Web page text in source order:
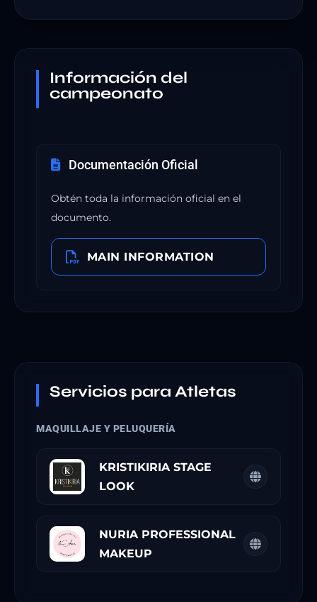
Información del
campeonato
Documentación Oficial
Obtén toda la información oficial en el
documento.
MAIN INFORMATION
Servicios para Atletas
MAQUILLAJE Y PELUQUERÍA
KRISTIKIRIA STAGE
LOOK
NURIA PROFESSIONAL
MAKEUP